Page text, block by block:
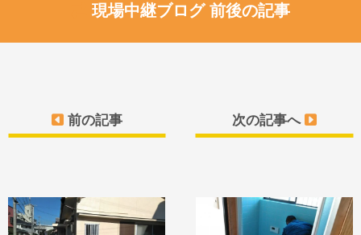
現場中継ブログ 前後の記事
前の記事 次の記事へ